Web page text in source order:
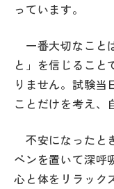
NettyLandかわら版
その他
お問い合わせ
サイトマップ
っています。
一番大切なこと
と」を信じること
りません。試験当
ことだけを考え、
不安になったと
ペンを置いて深呼
心と体をリラック